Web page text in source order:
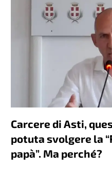
Carcere di Asti,
potuta svolgere la
papà”. Ma perché?